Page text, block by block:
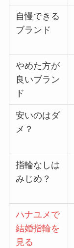
自慢できる
ブランド
やめた方が
良いブラン
ド
安いのはダ
メ？
指輪なしは
みじめ？
ハナユメで
結婚指輪を
見る